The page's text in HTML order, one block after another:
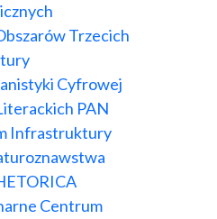
Trzecich
Cyfrowej
PAN
Infrastruktury
Centrum